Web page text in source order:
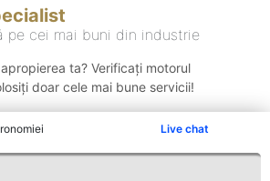
Live chat
pe cei mai buni din industrie
ta? Verificați motorul
doar cele mai bune servicii!